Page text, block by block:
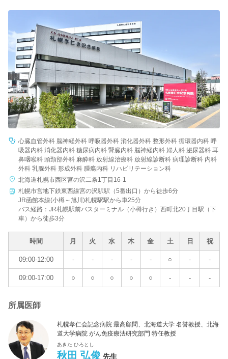
心臓血管外科 脳神経外科 呼吸器外科 消化器外科 整形外科 循環器内科 呼
吸器内科 消化器内科 糖尿病内科 腎臓内科 脳神経内科 婦人科 泌尿器科 耳
鼻咽喉科 頭頸部外科 麻酔科 放射線治療科 放射線診断科 病理診断科 内科
外科 乳腺外科 形成外科 腫瘍内科 リハビリテーション科
北海道札幌市西区宮の沢二条1丁目16-1
札幌市営地下鉄東西線宮の沢駅駅（5番出口）から徒歩6分
JR函館本線(小樽～旭川)札幌駅駅から車25分
バス経路：JR札幌駅前バスターミナル（小樽行き）西町北20丁目駅（下
車）から徒歩3分
時間 月 火 水 木 金 土 日 祝
09:00-12:00 - - - - - ○ - -
09:00-17:00 ○ ○ ○ ○ ○ - - -
所属医師
札幌孝仁会記念病院 最高顧問、北海道大学 名誉教授、北海
道大学病院 がん免疫療法研究部門 特任教授
あきた ひろとし
秋田 弘俊 先生